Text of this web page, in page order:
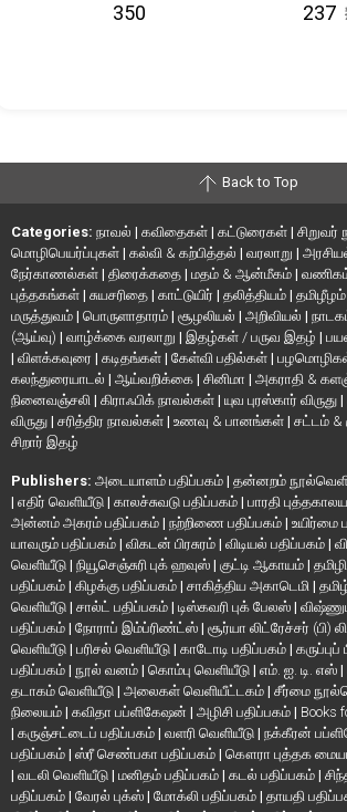
₹350 ₹237
Back to Top
Categories: நாவல் | கவிதைகள் | கட்டுரைகள் |
மொழிபெயர்ப்புகள் | கல்வி & கற்பித்தல் | வரலாறு |
நேர்காணல்கள் | திரைக்கதை | மதம் & ஆன்மீகம் |
புத்தகங்கள் | சுயசரிதை | காட்டுயிர் | தலித்தியம் | தமிழீழம்
மருத்துவம் | பொருளாதாரம் | சூழலியல் | அறிவியல் |
(ஆய்வு) | வாழ்க்கை வரலாறு | இதழ்கள் / பருவ இதழ் |
| விளக்கவுரை | கடிதங்கள் | கேள்வி பதில்கள் |
கலந்துரையாடல் | ஆய்வறிக்கை | சினிமா | அகராதி &
நினைவஞ்சலி | கிராஃபிக் நாவல்கள் | யுவ புரஸ்கார் விருது |
விருது | சரித்திர நாவல்கள் | உணவு & பானங்கள் | சட்டம் &
சிறார் இதழ்
Publishers: அடையாளம் பதிப்பகம் | தன்னறம்
| எதிர் வெளியீடு | காலச்சுவடு பதிப்பகம் | பாரதி
அன்னம் அகரம் பதிப்பகம் | நற்றிணை பதிப்பகம் | உயிர்மை
யாவரும் பதிப்பகம் | விகடன் பிரசுரம் | விடியல் பதிப்பகம் |
வெளியீடு | நியூசெஞ்சுரி புக் ஹவுஸ் | குட்டி ஆகாயம் |
பதிப்பகம் | கிழக்கு பதிப்பகம் | சாகித்திய அகாடெமி |
வெளியீடு | சால்ட் பதிப்பகம் | டிஸ்கவரி புக் பேலஸ் |
பதிப்பகம் | நோராப் இம்ப்ரிண்ட்ஸ் | சூர்யா லிட்ரேச்சர் (பி)
வெளியீடு | பரிசல் வெளியீடு | காடோடி பதிப்பகம் | கருப்புப்
பதிப்பகம் | நூல் வனம் | கொம்பு வெளியீடு | எம். ஐ. டி. எஸ் |
தடாகம் வெளியீடு | அலைகள் வெளியீட்டகம் | சீர்மை
நிலையம் | கவிதா பப்ளிகேஷன் | அழிசி பதிப்பகம் | Books
| கருஞ்சட்டைப் பதிப்பகம் | வளரி வெளியீடு | நக்கீரன்
பதிப்பகம் | ஸ்ரீ செண்பகா பதிப்பகம் | கௌரா புத்தக
| வடலி வெளியீடு | மனிதம் பதிப்பகம் | கடல் பதிப்பகம் |
பதிப்பகம் | வேரல் புக்ஸ் | மோக்லி பதிப்பகம் | தாயதி